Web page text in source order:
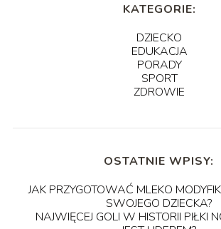
KATEGORIE:
DZIECKO
EDUKACJA
PORADY
SPORT
ZDROWIE
OSTATNIE WPISY:
JAK PRZYGOTOWAĆ MLEKO
SWOJEGO DZIECKA?
NAJWIĘCEJ GOLI W HISTORII PIŁKI